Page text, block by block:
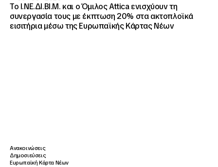
Το Ι.ΝΕ.ΔΙ.ΒΙ.Μ. και o Όμιλος Attica ενισχύουν τη
συνεργασία τους με έκπτωση 20% στα ακτοπλοϊκά
εισιτήρια μέσω της Ευρωπαϊκής Κάρτας Νέων
Ανακοινώσεις
Δημοσιεύσεις
Ευρωπαϊκή Κάρτα Νέων